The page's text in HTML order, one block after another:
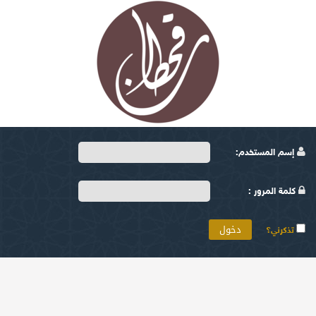
إسم المستخدم:
كلمة المرور :
تذكرني؟